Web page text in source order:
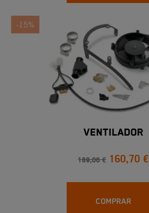
-15%
VENTILADOR
189,06 € 160,70 €
COMPRAR